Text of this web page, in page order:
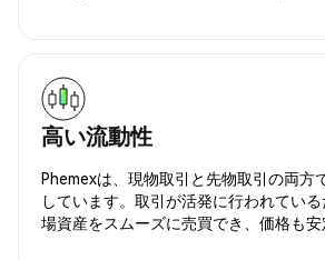
高い流動性
Phemexは、現物取引と先物取引の両方
しています。取引が活発に行われてい
場資産をスムーズに売買でき、価格も安